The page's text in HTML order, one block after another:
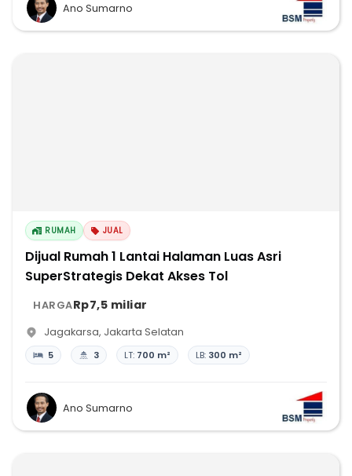
Ano Sumarno
RUMAH JUAL
Dijual Rumah 1 Lantai Halaman Luas Asri
SuperStrategis Dekat Akses Tol
HARGARp7,5 miliar
Jagakarsa, Jakarta Selatan
5 3 LT: 700 m² LB: 300 m²
Ano Sumarno